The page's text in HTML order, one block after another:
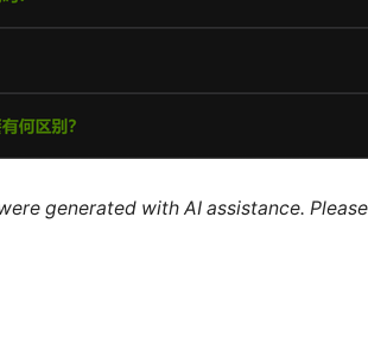
generated with AI assistance.